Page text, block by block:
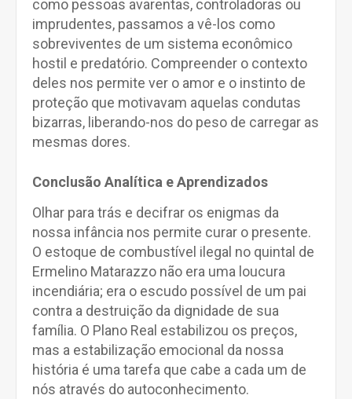
como pessoas avarentas, controladoras ou
imprudentes, passamos a vê-los como
sobreviventes de um sistema econômico
hostil e predatório. Compreender o contexto
deles nos permite ver o amor e o instinto de
proteção que motivavam aquelas condutas
bizarras, liberando-nos do peso de carregar as
mesmas dores.
Conclusão Analítica e Aprendizados
Olhar para trás e decifrar os enigmas da
nossa infância nos permite curar o presente.
O estoque de combustível ilegal no quintal de
Ermelino Matarazzo não era uma loucura
incendiária; era o escudo possível de um pai
contra a destruição da dignidade de sua
família. O Plano Real estabilizou os preços,
mas a estabilização emocional da nossa
história é uma tarefa que cabe a cada um de
nós através do autoconhecimento.